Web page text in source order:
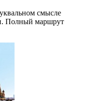
смысле
Полный маршрут